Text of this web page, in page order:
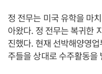
정 전무는 미국 유학을 마
아왔다. 정 전무는 복귀한
진했다. 현재 선박해양영
주들을 상대로 수주활동을